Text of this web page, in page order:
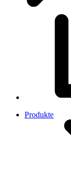
Produkte